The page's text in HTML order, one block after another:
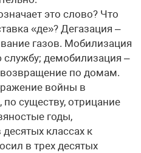
это слово? Что
«де»? Дегазация –
газов. Мобилизация
демобилизация –
по домам.
войны в
по существу, отрицание
годы,
классах к
в трех десятых